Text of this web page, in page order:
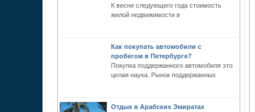
К весне следующего года стоимость
жилой недвижимости в
Как покупать автомобили с
пробегом в Петербурге?
Покупка поддержанного автомобиля это
целая наука. Рынок поддержанных
Отдых в Арабских Эмиратах